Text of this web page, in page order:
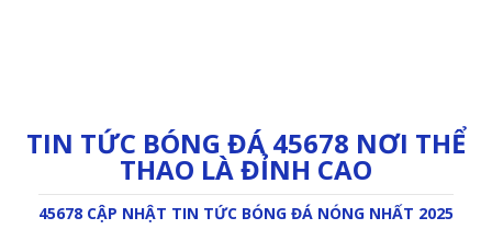
TIN TỨC BÓNG ĐÁ 45678 NƠI THỂ
THAO LÀ ĐỈNH CAO
45678 CẬP NHẬT TIN TỨC BÓNG ĐÁ NÓNG NHẤT 2025